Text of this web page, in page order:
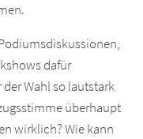
dafür
Wahl so lautstark
überhaupt
wirklich? Wie kann